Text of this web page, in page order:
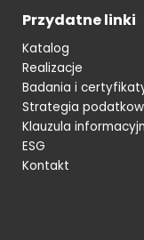
Przydatne linki
Katalog
Realizacje
Badania i
Strategia
Klauzula
ESG
Kontakt